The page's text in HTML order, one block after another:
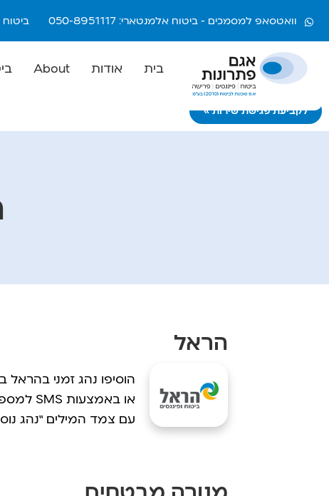
וואטסאפ למסמכים - ביטוח אלמנטארי: 050-8951117 ביטוח חיים:
בית אודות About
לקביעת פגישת שירות >>>
הראל
הוסיפו נהג זמני
או באמצעות SMS למספר 055-7002220
עם צמד המילים “נהג